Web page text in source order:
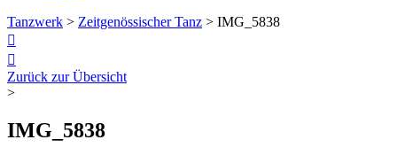
Tanzwerk > Zeitgenössischer Tanz > IMG_5838


Zurück zur Übersicht
>
IMG_5838